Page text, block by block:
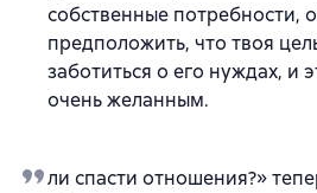
собственные потребности,
предположить, что твоя
заботиться о его нуждах, и
очень желанным.
ли спасти отношения?»